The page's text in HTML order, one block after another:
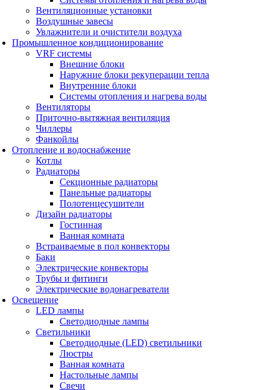
Вентиляционные установки
Воздушные завесы
Увлажнители и очистители воздуха
Промышленное кондиционирование
VRF системы
Внешние блоки
Наружние блоки рекуперации тепла
Внутренние блоки
Системы отопления и нагрева воды
Вентиляторы
Приточно-вытяжная вентиляция
Чиллеры
Фанкойлы
Отопление и водоснабжение
Котлы
Радиаторы
Секционные радиаторы
Панельные радиаторы
Полотенцесушители
Дизайн радиаторы
Гостинная
Ванная комната
Встраиваемые в пол конвекторы
Баки
Электрические конвекторы
Трубы и фитинги
Электрические водонагреватели
Освещение
LED лампы
Светодиодные лампы
Светильники
Светодиодные (LED) светильники
Люстры
Ванная комната
Настольные лампы
Свечи